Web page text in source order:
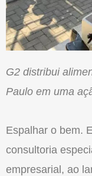
G2 distribui
Paulo em uma
Espalhar o bem.
consultoria
empresarial, ao